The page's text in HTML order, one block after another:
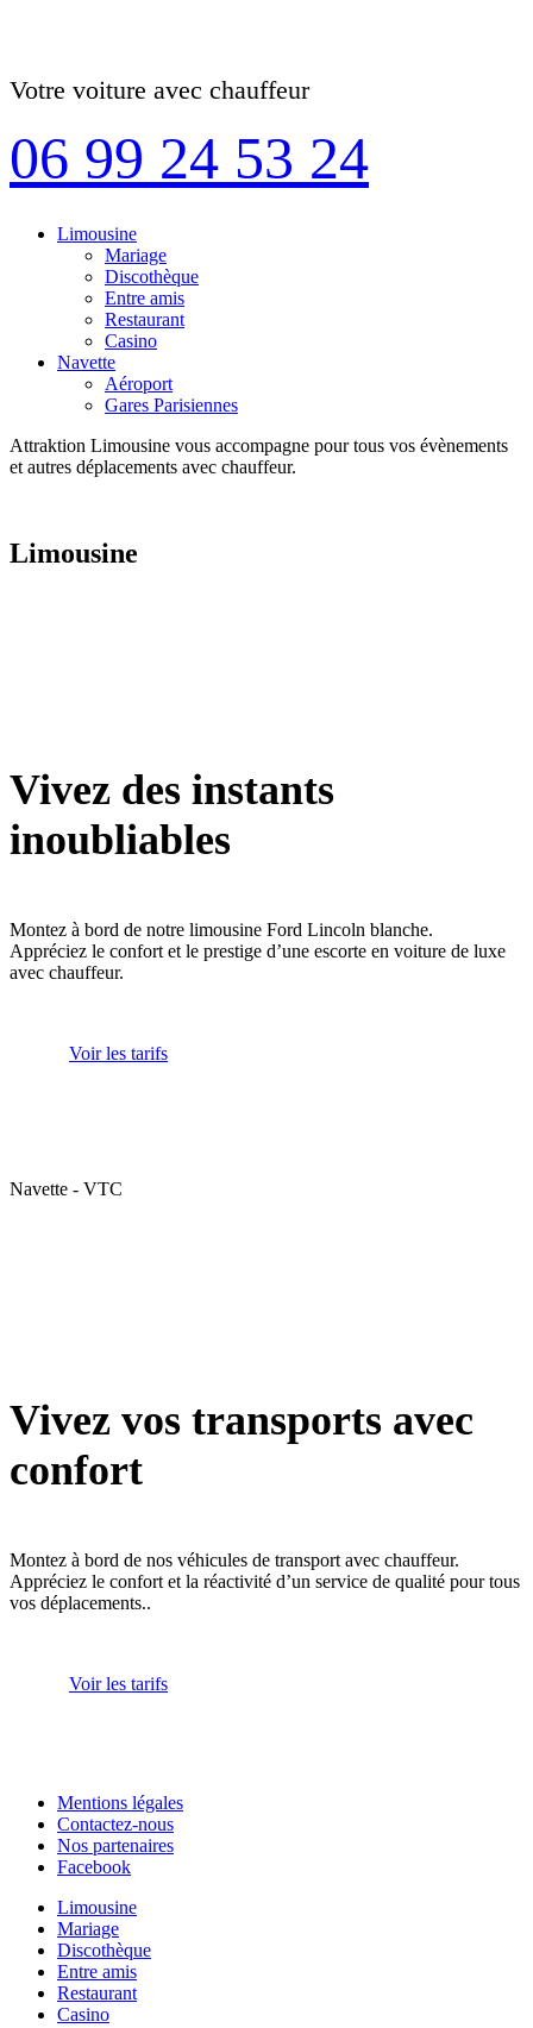
Votre voiture avec chauffeur
06 99 24 53 24
Limousine
Mariage
Discothèque
Entre amis
Restaurant
Casino
Navette
Aéroport
Gares Parisiennes
Attraktion Limousine vous accompagne pour tous vos évènements
et autres déplacements avec chauffeur.
Limousine
Vivez des instants
inoubliables
Montez à bord de notre limousine Ford Lincoln blanche.
Appréciez le confort et le prestige d’une escorte en voiture de luxe
avec chauffeur.
Voir les tarifs
Navette - VTC
Vivez vos transports avec
confort
Montez à bord de nos véhicules de transport avec chauffeur.
Appréciez le confort et la réactivité d’un service de qualité pour tous
vos déplacements..
Voir les tarifs
Mentions légales
Contactez-nous
Nos partenaires
Facebook
Limousine
Mariage
Discothèque
Entre amis
Restaurant
Casino